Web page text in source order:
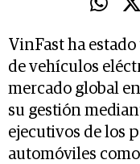
VinFast ha
de vehículos
mercado global
su gestión
ejecutivos de los
automóviles